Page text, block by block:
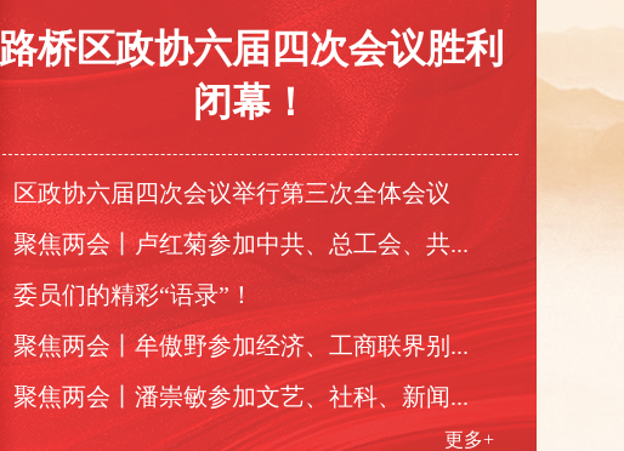
路桥区政协六届四次会议胜利
闭幕！
区政协六届四次会议举行第三次全体会议
聚焦两会丨卢红菊参加中共、总工会、共...
委员们的精彩“语录”！
聚焦两会丨牟傲野参加经济、工商联界别...
聚焦两会丨潘崇敏参加文艺、社科、新闻...
更多+